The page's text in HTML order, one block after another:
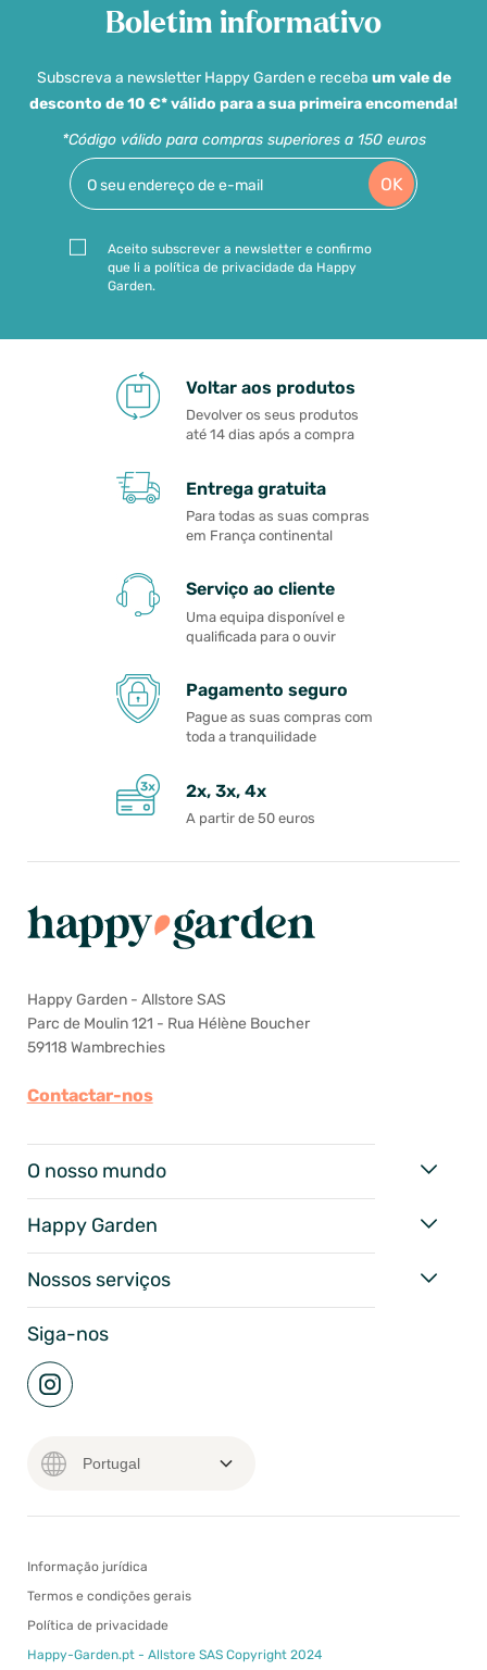
Boletim informativo
Subscreva a newsletter Happy Garden e receba um vale de
desconto de 10 €* válido para a sua primeira encomenda!
*Código válido para compras superiores a 150 euros
OK
Aceito subscrever a newsletter e confirmo
que li a política de privacidade da Happy
Garden.
Voltar aos produtos
Devolver os seus produtos
até 14 dias após a compra
Entrega gratuita
Para todas as suas compras
em França continental
Serviço ao cliente
Uma equipa disponível e
qualificada para o ouvir
Pagamento seguro
Pague as suas compras com
toda a tranquilidade
2x, 3x, 4x
A partir de 50 euros
Happy Garden - Allstore SAS
Parc de Moulin 121 - Rua Hélène Boucher
59118 Wambrechies
Contactar-nos
O nosso mundo
Happy Garden
Nossos serviços
Siga-nos
Informação jurídica
Termos e condições gerais
Política de privacidade
Happy-Garden.pt - Allstore SAS Copyright 2024